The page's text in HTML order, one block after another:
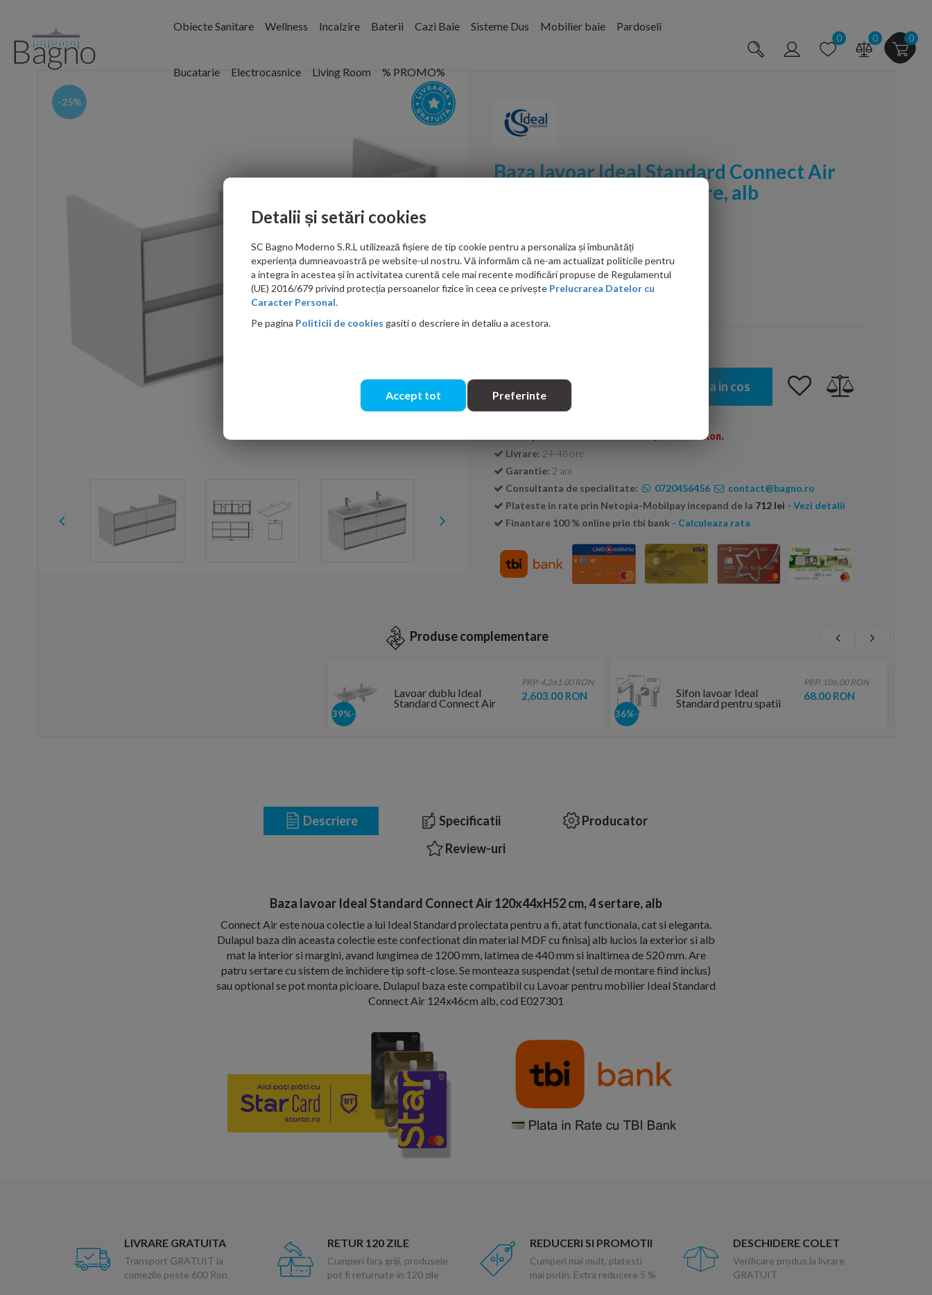
Obiecte Sanitare Wellness Incalzire Baterii Cazi Baie Sisteme Dus Mobilier baie Pardoseli
Bucatarie Electrocasnice Living Room % PROMO%
0 0 0
-25%
Baza lavoar Ideal Standard Connect Air
120x44xH52 cm, 4 sertare, alb
PRP: 5,647.00 RON
4,269.00 RON
Adauga in cos
Transport GRATUIT la comenzi peste 600 Ron.
Livrare: 24-48 ore
Garantie: 2 ani
Consultanta de specialitate:
0720456456
contact@bagno.ro
Plateste in rate prin Netopia-Mobilpay incepand de la 712 lei - Vezi detalii
Finantare 100 % online prin tbi bank - Calculeaza rata
Produse complementare
-36%
Sifon lavoar Ideal
Standard pentru spatii
PRP: 106.00 RON
68.00 RON
-39%
Lavoar dublu Ideal
Standard Connect Air
PRP: 4,261.00 RON
2,603.00 RON
Descriere Specificatii
Producator
Review-uri
Baza lavoar Ideal Standard Connect Air 120x44xH52 cm, 4 sertare, alb
Connect Air este noua colectie a lui Ideal Standard proiectata pentru a fi, atat functionala, cat si eleganta.
Dulapul baza din aceasta colectie este confectionat din material MDF cu finisaj alb lucios la exterior si alb
mat la interior si margini, avand lungimea de 1200 mm, latimea de 440 mm si inaltimea de 520 mm. Are
patru sertare cu sistem de inchidere tip soft-close. Se monteaza suspendat (setul de montare fiind inclus)
sau optional se pot monta picioare. Dulapul baza este compatibil cu Lavoar pentru mobilier Ideal Standard
Connect Air 124x46cm alb, cod E027301
LIVRARE GRATUITA
Transport GRATUIT la
comezile peste 600 Ron
RETUR 120 ZILE
Cumperi fara griji, produsele
pot fi returnate in 120 zile
REDUCERI SI PROMOTII
Cumperi mai mult, platesti
mai putin. Extra reducere 5 %
DESCHIDERE COLET
Verificare produs la livrare
GRATUIT
Detalii și setări cookies
SC Bagno Moderno S.R.L utilizează fișiere de tip cookie pentru a personaliza și îmbunătăți
experiența dumneavoastră pe website-ul nostru. Vă informăm că ne-am actualizat politicile pentru
a integra în acestea și în activitatea curentă cele mai recente modificări propuse de Regulamentul
(UE) 2016/679 privind protecția persoanelor fizice în ceea ce privește Prelucrarea Datelor cu
Caracter Personal.
Pe pagina Politicii de cookies gasiti o descriere in detaliu a acestora.
Accept tot Preferinte